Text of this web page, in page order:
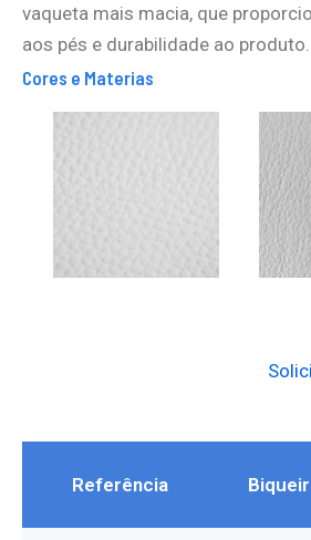
vaqueta mais macia, que
aos pés e durabilidade ao produto.
Cores e Materias
Referência